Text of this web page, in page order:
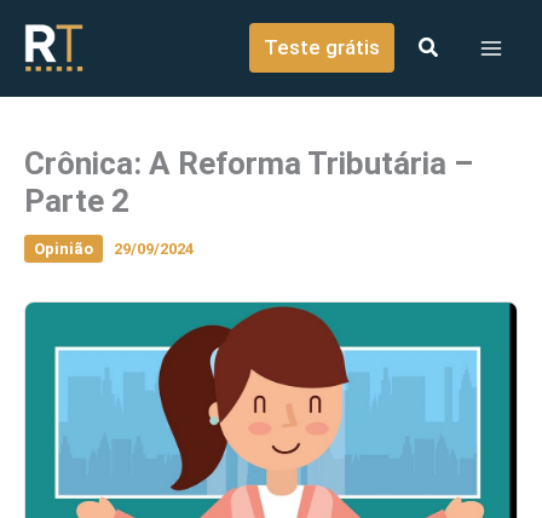
conteúdo
Teste grátis
Crônica: A Reforma Tributária –
Parte 2
Opinião 29/09/2024